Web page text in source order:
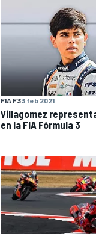
FIA F33 feb 2021
Villagomez
en la FIA Fórmula 3